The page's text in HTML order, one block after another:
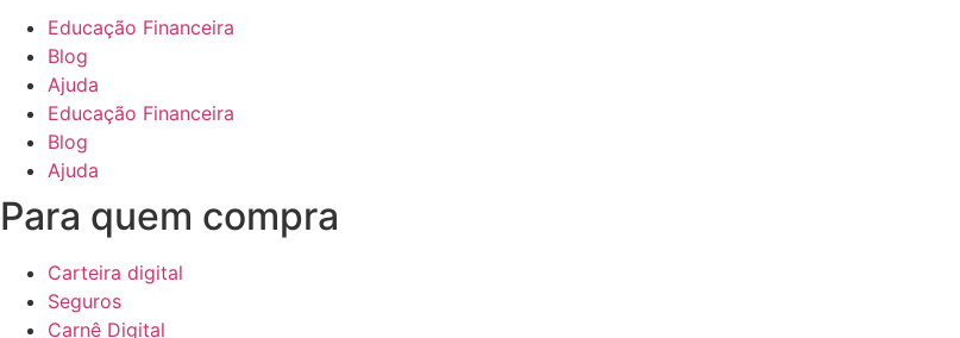
Educação Financeira
Blog
Ajuda
Educação Financeira
Blog
Ajuda
Para quem compra
Carteira digital
Seguros
Carnê Digital